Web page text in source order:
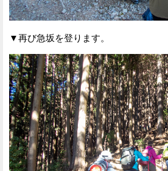
▼再び急坂を登ります。